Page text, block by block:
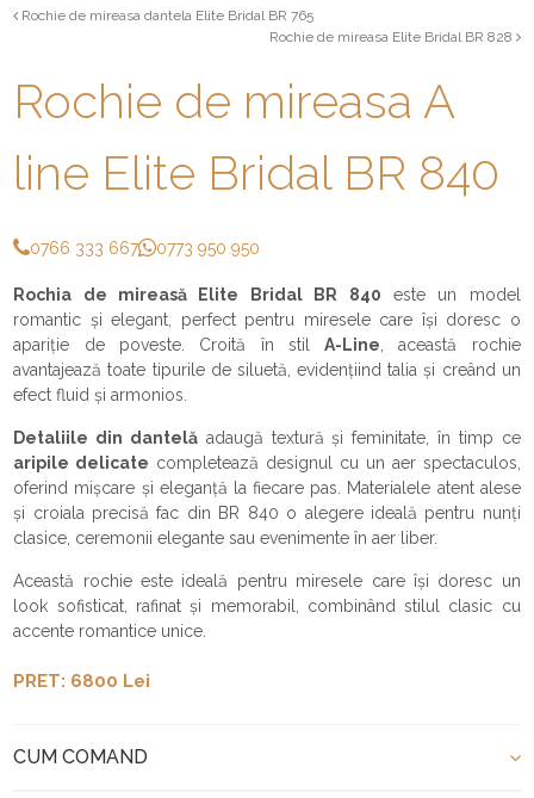
Rochie de mireasa dantela Elite Bridal BR 765
Rochie de mireasa Elite Bridal BR 828
Rochie de mireasa A
line Elite Bridal BR 840
0766 333 667 0773 950 950
Rochia de mireasă Elite Bridal BR 840 este un model
romantic și elegant, perfect pentru miresele care își doresc o
apariție de poveste. Croită în stilA-Line , această rochie
avantajează toate tipurile de siluetă, evidențiind talia și creând un
efect fluid și armonios.
Detaliile din dantelăadaugă textură și feminitate, în timp ce
aripile delicate completează designul cu un aer spectaculos,
oferind mișcare și eleganță la fiecare pas. Materialele atent alese
și croiala precisă fac din BR 840 o alegere ideală pentru nunți
clasice, ceremonii elegante sau evenimente în aer liber.
Această rochie este ideală pentru miresele care își doresc un
look sofisticat, rafinat și memorabil, combinând stilul clasic cu
accente romantice unice.
PRET: 6800 Lei
CUM COMAND